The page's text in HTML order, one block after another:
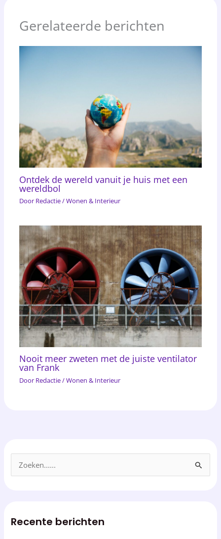
Gerelateerde berichten
Ontdek de wereld vanuit je huis met een
wereldbol
Door Redactie/Wonen & Interieur
Nooit meer zweten met de juiste ventilator
van Frank
Door Redactie/Wonen & Interieur
e
Recente berichten